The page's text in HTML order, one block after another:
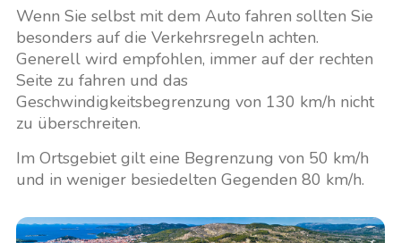
Wenn Sie selbst mit dem Auto fahren sollten Sie
besonders auf die Verkehrsregeln achten.
Generell wird empfohlen, immer auf der rechten
Seite zu fahren und das
Geschwindigkeitsbegrenzung von 130 km/h nicht
zu überschreiten.
Im Ortsgebiet gilt eine Begrenzung von 50 km/h
und in weniger besiedelten Gegenden 80 km/h.